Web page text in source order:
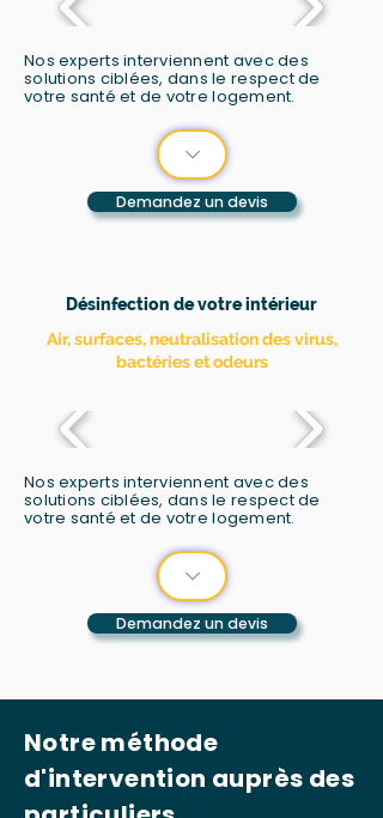
Nos experts interviennent avec des
solutions ciblées, dans le respect de
votre santé et de votre logement.
Demandez un devis
Désinfection de votre intérieur
Air, surfaces, neutralisation des virus,
bactéries et odeurs
Nos experts interviennent avec des
solutions ciblées, dans le respect de
votre santé et de votre logement.
Demandez un devis
Notre méthode
d'intervention auprès des